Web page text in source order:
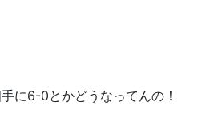
に6-0とかどうなってんの！